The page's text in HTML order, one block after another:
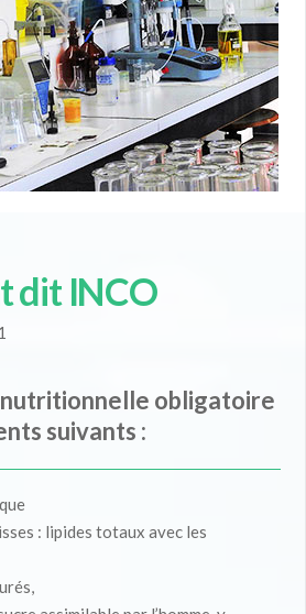
dit INCO
obligatoire
suivants :
: lipides totaux avec les